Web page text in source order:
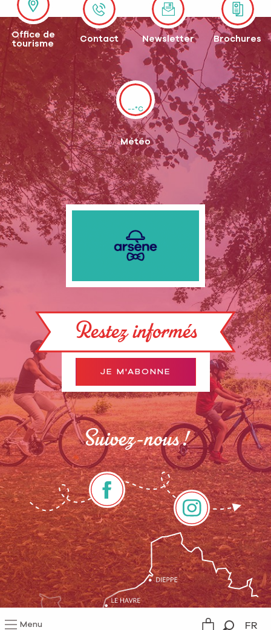
Menu FR
Office de
tourisme
Contact Newsletter Brochures
--°C
Météo
Restez informés
JE M'ABONNE
Suivez-nous !